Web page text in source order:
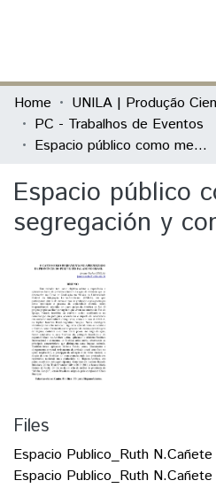
Communities & Collections
All of DSpace
Home
UNILA | Produção
PC - Trabalhos de Eventos
Espacio público como medio de segregación y control social
Espacio público
segregación y
Files
Espacio Publico_Ruth
Espacio Publico_Ruth